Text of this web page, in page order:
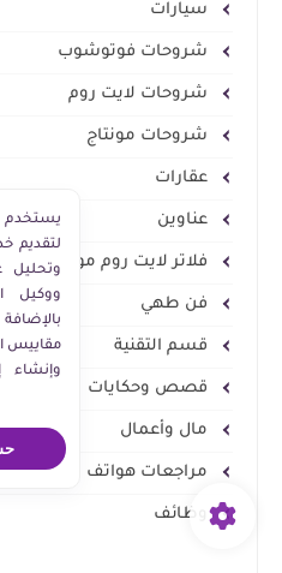
سيارات
شروحات فوتوشوب
شروحات لايت روم
شروحات مونتاج
عقارات
عناوين
فلاتر لايت روم موبايل
فن طهي
قسم التقنية
قصص وحكايات
مال وأعمال
مراجعات هواتف
وظائف
يستخدم
وتحليل
مقاييس
وإنشاء